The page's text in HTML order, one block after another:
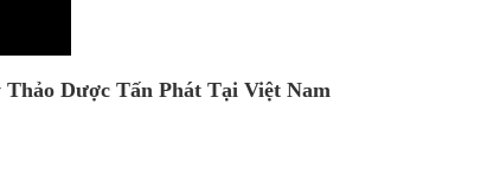
Thảo Dược Tấn Phát Tại Việt Nam